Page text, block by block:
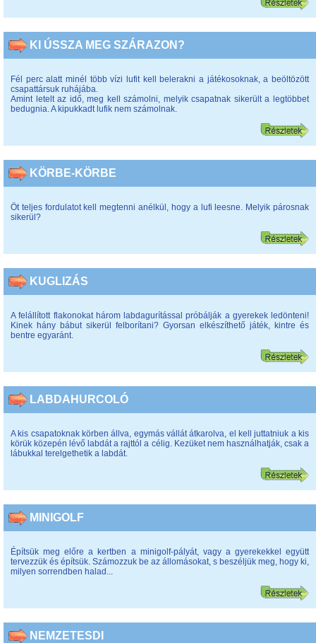
KI ÚSSZA MEG SZÁRAZON?
Fél perc alatt minél több vízi lufit kell belerakni a játékosoknak, a beöltözött
csapattársuk ruhájába.
Amint letelt az idő, meg kell számolni, melyik csapatnak sikerült a legtöbbet
bedugnia. A kipukkadt lufik nem számolnak.
KÖRBE-KÖRBE
Öt teljes fordulatot kell megtenni anélkül, hogy a lufi leesne. Melyik párosnak
sikerül?
KUGLIZÁS
A felállított flakonokat három labdagurítással próbálják a gyerekek ledönteni!
Kinek hány bábut sikerül felborítani? Gyorsan elkészíthető játék, kintre és
bentre egyaránt.
LABDAHURCOLÓ
A kis csapatoknak körben állva, egymás vállát átkarolva, el kell juttatniuk a kis
körük közepén lévő labdát a rajttól a célig. Kezüket nem használhatják, csak a
lábukkal terelgethetik a labdát.
MINIGOLF
Építsük meg előre a kertben a minigolf-pályát, vagy a gyerekekkel együtt
tervezzük és építsük. Számozzuk be az állomásokat, s beszéljük meg, hogy ki,
milyen sorrendben halad...
NEMZETESDI